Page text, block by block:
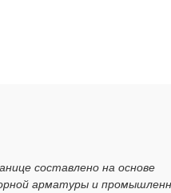
составлено на основе
арматуры и